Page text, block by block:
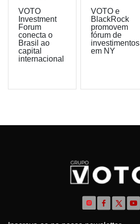
VOTO
Investment
Forum
conecta o
Brasil ao
capital
internacional
VOTO e
BlackRock
promovem
fórum de
investimentos
em NY